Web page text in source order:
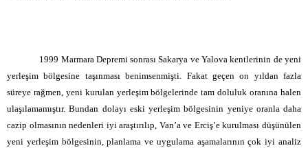
1999 Marmara Depremi sonrası Sakarya ve Yalova kentlerinin de yeni
yerleşim bölgesine taşınması benimsenmişti. Fakat geçen on yıldan fazla
süreye rağmen, yeni kurulan yerleşim bölgelerinde tam doluluk oranına halen
ulaşılamamıştır. Bundan dolayı eski yerleşim bölgesinin yeniye oranla daha
cazip olmasının nedenleri iyi araştırılıp, Van’a ve Erciş’e kurulması düşünülen
yeni yerleşim bölgesinin, planlama ve uygulama aşamalarının çok iyi analiz